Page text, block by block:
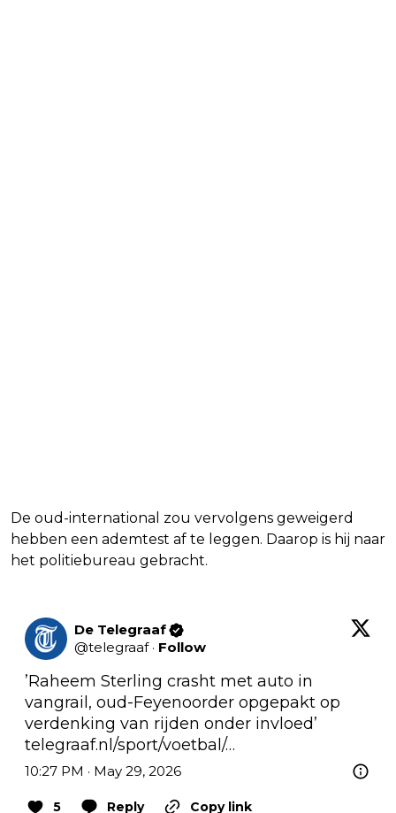
De oud-international zou vervolgens geweigerd
hebben een ademtest af te leggen. Daarop is hij naar
het politiebureau gebracht.
De Telegraaf
@telegraaf · Follow
’Raheem Sterling crasht met auto in
vangrail, oud-Feyenoorder opgepakt op
telegraaf.nl/sport/voetbal/…
10:27 PM · May 29, 2026
5 Reply
Copy link